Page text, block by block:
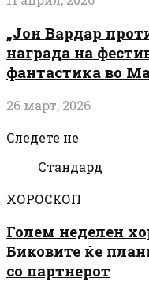
„Јон Вардар
награда на
фантастика во
26 март, 2026
Следете не
Стандард
ХОРОСКОП
Голем неделен
Биковите ќе
со партнерот